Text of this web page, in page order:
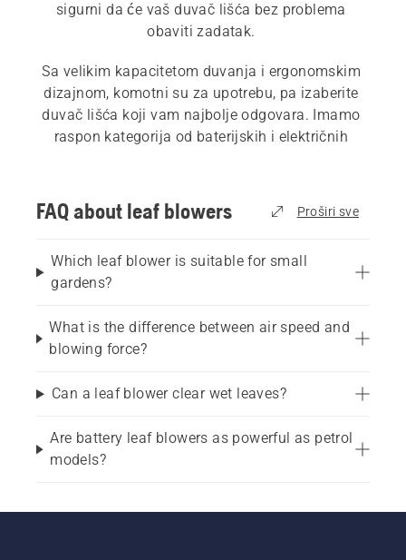
sigurni da će vaš duvač lišća bez problema
Sa velikim kapacitetom duvanja i ergonomskim
dizajnom, komotni su za upotrebu, pa izaberite
duvač lišća koji vam najbolje odgovara. Imamo
raspon kategorija od baterijskih i električnih
komercijalnom sektoru. Naš
vodič za kupovinu
duvača lišća može da vam pomogne da nađete
FAQ about leaf blowers Proširi sve
Which leaf blower is suitable for small
gardens?
What is the difference between air speed and
blowing force?
Can a leaf blower clear wet leaves?
Are battery leaf blowers as powerful as petrol
models?